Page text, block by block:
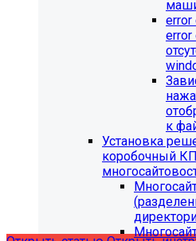
будет
PHP версии ниже 8.2.
будет
MySql версии ниже 8.0.0.
error
error
к
Установка
коробочный